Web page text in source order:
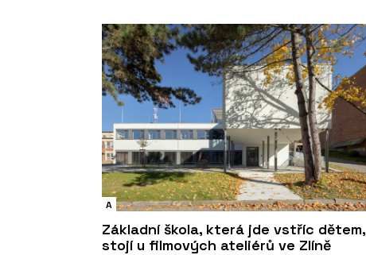
A
Základní škola, která jde vstříc dětem,
stojí u filmových ateliérů ve Zlíně